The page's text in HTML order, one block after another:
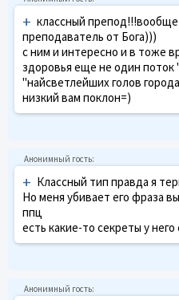
+ классный
преподаватель от Бога)))
с ним и интересно и в тоже
здоровья еще не один
"найсветлейших голов
низкий вам поклон=)
+ Классный тип правда я
Но меня убивает его фраза
ппц
есть какие-то секреты у него